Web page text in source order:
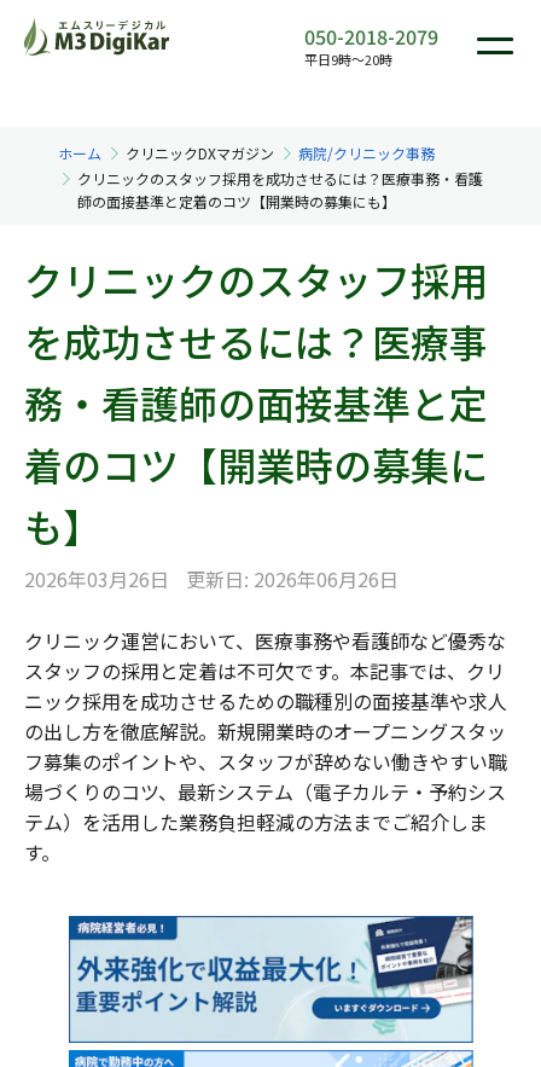
050-2018-2079
平日9時〜20時
ホーム クリニックDXマガジン
病院/クリニック事務
クリニックのスタッフ採用を成功させるには？医療事務・看護
師の面接基準と定着のコツ【開業時の募集にも】
クリニックのスタッフ採用
を成功させるには？医療事
務・看護師の面接基準と定
着のコツ【開業時の募集に
も】
2026年03月26日 更新日: 2026年06月26日
クリニック運営において、医療事務や看護師など優秀な
スタッフの採用と定着は不可欠です。本記事では、クリ
ニック採用を成功させるための職種別の面接基準や求人
の出し方を徹底解説。新規開業時のオープニングスタッ
フ募集のポイントや、スタッフが辞めない働きやすい職
場づくりのコツ、最新システム（電子カルテ・予約シス
テム）を活用した業務負担軽減の方法までご紹介しま
す。